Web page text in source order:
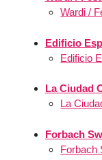
Wardi /
Edificio
Edificio
La Ciudad
La
Forbach
Forbach